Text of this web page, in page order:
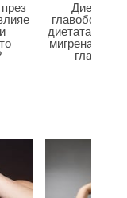
Диета при
главоболие –
диетата
мигрена и
главата?